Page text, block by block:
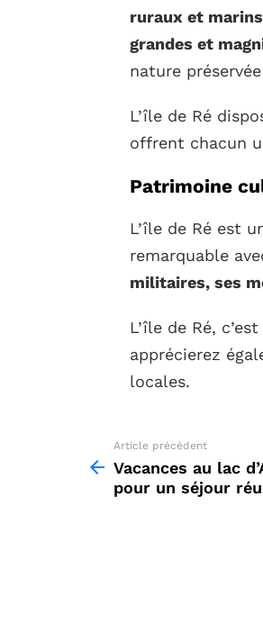
ruraux et
grandes et
nature
L’île de Ré
offrent chacun
Patrimoine
L’île de Ré est
remarquable
militaires, ses
L’île de Ré,
apprécierez
locales.
more
Article précédent
Vacances au lac
pour un séjour